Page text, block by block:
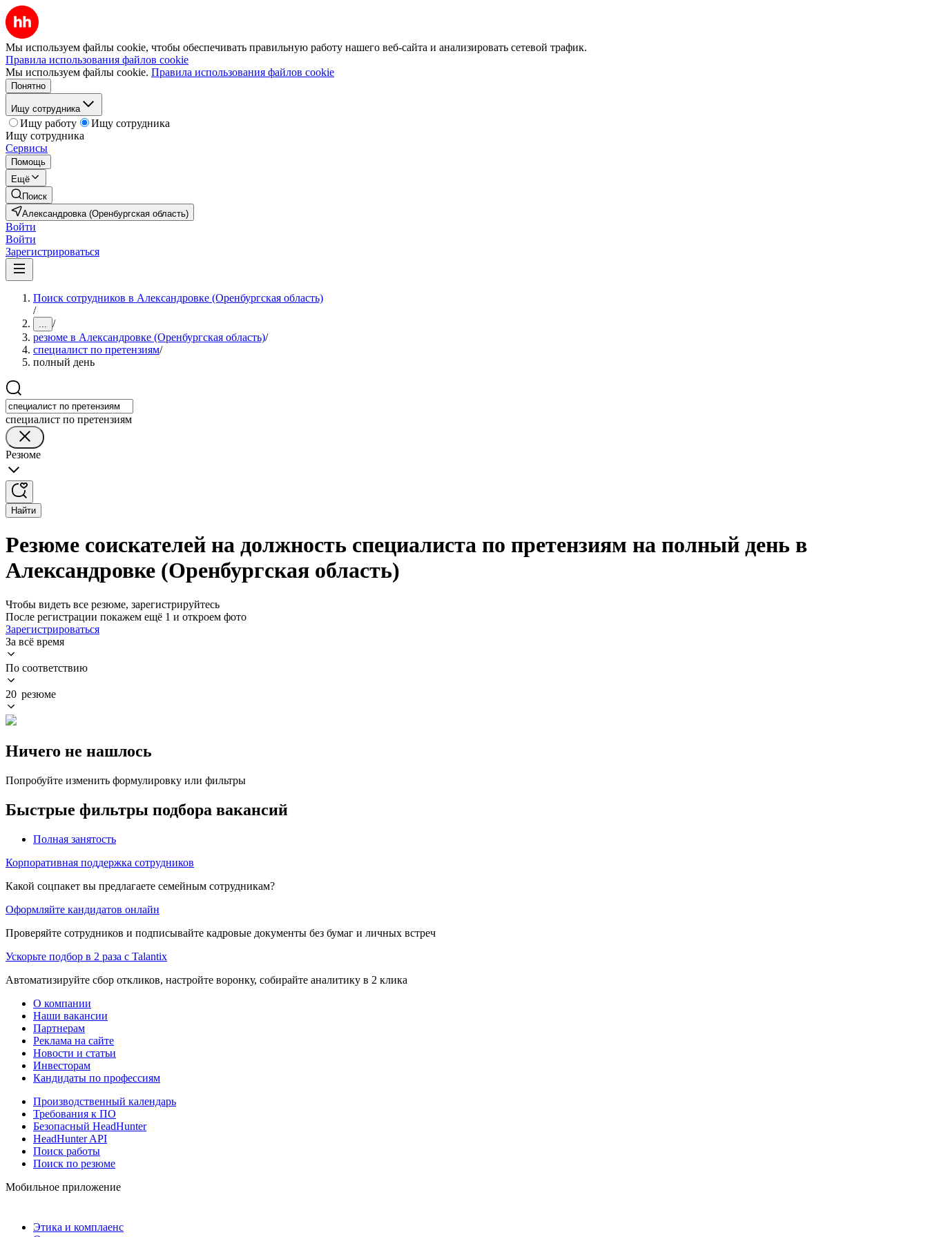
Мы используем файлы cookie, чтобы обеспечивать правильную работу нашего веб-сайта и анализировать сетевой трафик.
Правила использования файлов cookie
Мы используем файлы cookie. Правила использования файлов cookie
Понятно
Ищу сотрудника
Ищу работу
Ищу сотрудника
Ищу сотрудника
Сервисы
Помощь
Ещё
Поиск
Александровка (Оренбургская область)
Войти
Войти
Зарегистрироваться
Поиск сотрудников в Александровке (Оренбургская область)
/
... /
резюме в Александровке (Оренбургская область)/
специалист по претензиям/
полный день
специалист по претензиям
Резюме
Найти
Резюме соискателей на должность специалиста по претензиям на полный день в
Александровке (Оренбургская область)
Чтобы видеть все резюме, зарегистрируйтесь
После регистрации покажем ещё 1 и откроем фото
Зарегистрироваться
За всё время
По соответствию
20 резюме
Ничего не нашлось
Попробуйте изменить формулировку или фильтры
Быстрые фильтры подбора вакансий
Полная занятость
Корпоративная поддержка сотрудников
Какой соцпакет вы предлагаете семейным сотрудникам?
Оформляйте кандидатов онлайн
Проверяйте сотрудников и подписывайте кадровые документы без бумаг и личных встреч
Ускорьте подбор в 2 раза с Talantix
Автоматизируйте сбор откликов, настройте воронку, собирайте аналитику в 2 клика
О компании
Наши вакансии
Партнерам
Реклама на сайте
Новости и статьи
Инвесторам
Кандидаты по профессиям
Производственный календарь
Требования к ПО
Безопасный HeadHunter
HeadHunter API
Поиск работы
Поиск по резюме
Мобильное приложение
Этика и комплаенс